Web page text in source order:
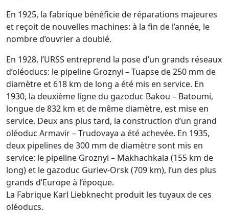
En 1925, la fabrique bénéficie de réparations majeures
et reçoit de nouvelles machines: à la fin de l’année, le
nombre d’ouvrier a doublé.
En 1928, l’URSS entreprend la pose d’un grands réseaux
d’oléoducs: le pipeline Groznyi – Tuapse de 250 mm de
diamètre et 618 km de long a été mis en service. En
1930, la deuxième ligne du gazoduc Bakou – Batoumi,
longue de 832 km et de même diamètre, est mise en
service. Deux ans plus tard, la construction d’un grand
oléoduc Armavir – Trudovaya a été achevée. En 1935,
deux pipelines de 300 mm de diamètre sont mis en
service: le pipeline Groznyi – Makhachkala (155 km de
long) et le gazoduc Guriev-Orsk (709 km), l’un des plus
grands d’Europe à l’époque.
La Fabrique Karl Liebknecht produit les tuyaux de ces
oléoducs.